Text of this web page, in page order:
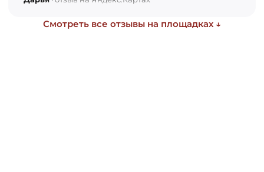
Смотреть все отзывы на площадках ↓